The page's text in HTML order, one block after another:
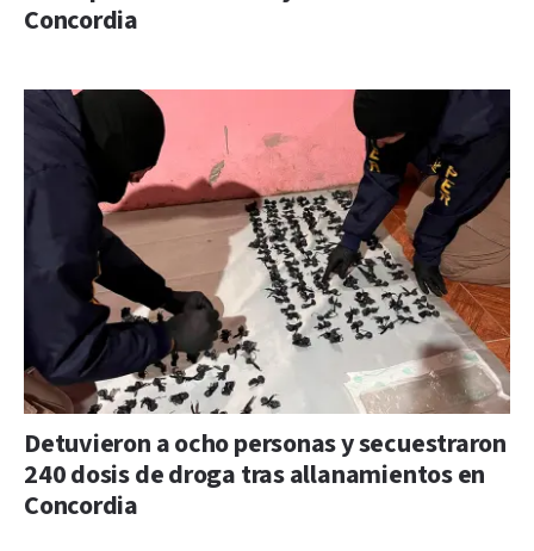
Concordia
Detuvieron a ocho personas y secuestraron
240 dosis de droga tras allanamientos en
Concordia